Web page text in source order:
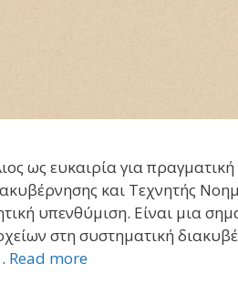
ως ευκαιρία για
και Τεχνητής
υπενθύμιση. Είναι μια
στη συστηματική
Read more